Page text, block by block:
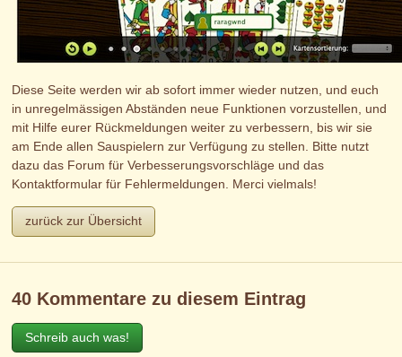
Diese Seite werden wir ab sofort immer wieder nutzen, und euch
in unregelmässigen Abständen neue Funktionen vorzustellen, und
mit Hilfe eurer Rückmeldungen weiter zu verbessern, bis wir sie
am Ende allen Sauspielern zur Verfügung zu stellen. Bitte nutzt
dazu das Forum für Verbesserungsvorschläge und das
Kontaktformular für Fehlermeldungen. Merci vielmals!
zurück zur Übersicht
40 Kommentare zu diesem Eintrag
Schreib auch was!